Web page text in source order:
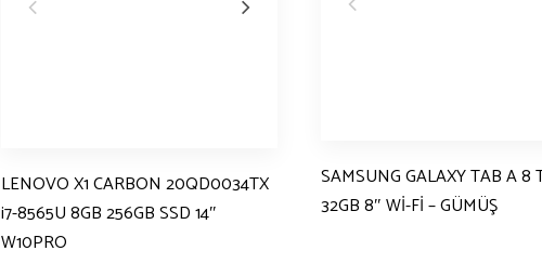
LENOVO X1 CARBON 20QD0034TX
i7-8565U 8GB 256GB SSD 14″
W10PRO
SAMSUNG GALAXY TAB A 8
32GB 8″ Wİ-Fİ – GÜMÜŞ